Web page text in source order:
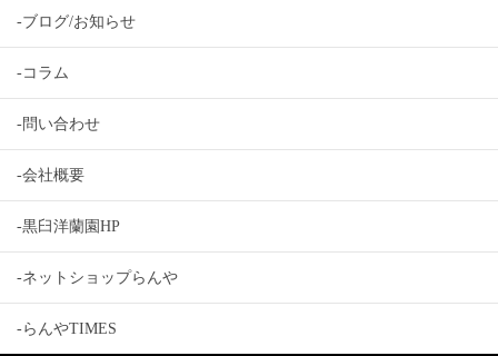
-ブログ/お知らせ
-コラム
-問い合わせ
-会社概要
-黒臼洋蘭園HP
-ネットショップらんや
-らんやTIMES